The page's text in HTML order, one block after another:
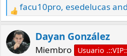
R
e
a
c
facu10pro, esedelucasand
Dayan González
Miembro Usuario